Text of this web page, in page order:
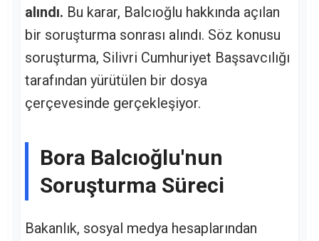
alındı. Bu karar, Balcıoğlu hakkında açılan
bir soruşturma sonrası alındı. Söz konusu
soruşturma, Silivri Cumhuriyet Başsavcılığı
tarafından yürütülen bir dosya
çerçevesinde gerçekleşiyor.
Bora Balcıoğlu'nun
Soruşturma Süreci
Bakanlık, sosyal medya hesaplarından